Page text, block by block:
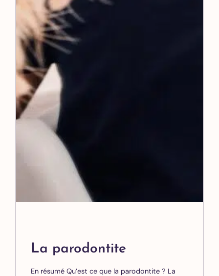
La parodontite
En résumé Qu’est ce que la parodontite ? La